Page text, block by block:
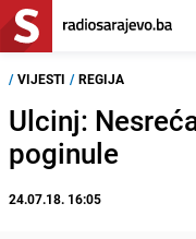
/ VIJESTI / REGIJA
Ulcinj:
poginule
24.07.18. 16:05